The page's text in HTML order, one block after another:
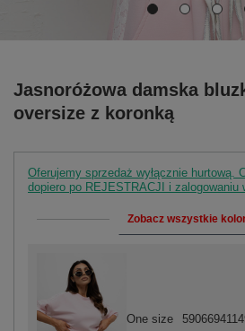
Jasnoróżowa damska
oversize z koronką
Oferujemy sprzedaż wyłącznie hurtową.
dopiero po REJESTRACJI i zalogowaniu
Zobacz wszystkie
One size